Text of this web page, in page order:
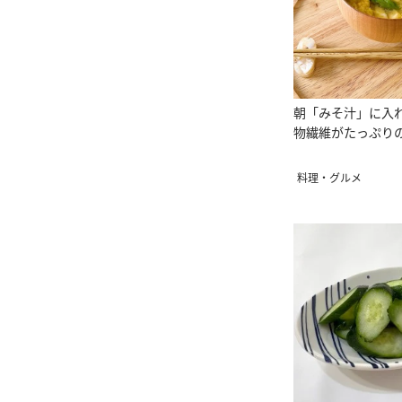
朝「みそ汁」に入
物繊維がたっぷり
料理・グルメ